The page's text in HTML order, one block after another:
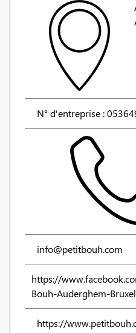
N° d'entreprise :
info@petitbouh.com
https://
Bouh-Auderghem-
https://